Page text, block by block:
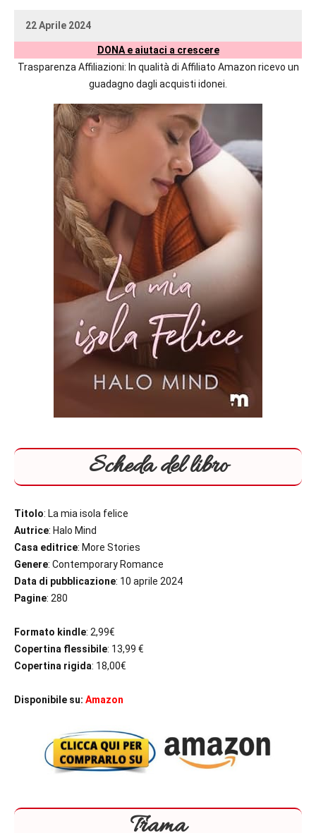
delle
autrici
straniere.
22 Aprile 2024
uctil_user
Nessun
DONA e aiutaci a crescere
Trasparenza Affiliazioni: In qualità di Affiliato Amazon ricevo un
guadagno dagli acquisti idonei.
Scheda del libro
Titolo: La mia isola felice
Autrice: Halo Mind
Casa editrice: More Stories
Genere: Contemporary Romance
Data di pubblicazione: 10 aprile 2024
Pagine: 280
Formato kindle: 2,99€
Copertina flessibile: 13,99 €
Copertina rigida: 18,00€
Disponibile su: Amazon
Trama